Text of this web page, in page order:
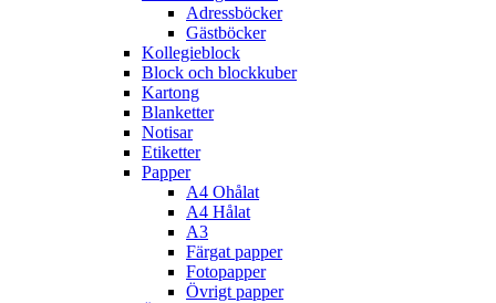
Adressböcker
Gästböcker
Kollegieblock
Block och blockkuber
Kartong
Blanketter
Notisar
Etiketter
Papper
A4 Ohålat
A4 Hålat
A3
Färgat papper
Fotopapper
Övrigt papper